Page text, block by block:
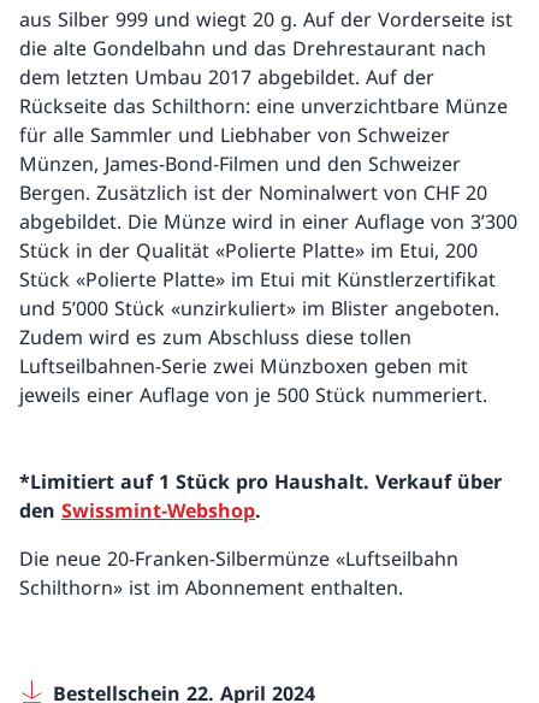
aus Silber 999 und wiegt 20 g. Auf der Vorderseite ist
die alte Gondelbahn und das Drehrestaurant nach
dem letzten Umbau 2017 abgebildet. Auf der
Rückseite das Schilthorn: eine unverzichtbare Münze
für alle Sammler und Liebhaber von Schweizer
Münzen, James-Bond-Filmen und den Schweizer
Bergen. Zusätzlich ist der Nominalwert von CHF 20
abgebildet. Die Münze wird in einer Auflage von 3’300
Stück in der Qualität «Polierte Platte» im Etui, 200
Stück «Polierte Platte» im Etui mit Künstlerzertifikat
und 5’000 Stück «unzirkuliert» im Blister angeboten.
Zudem wird es zum Abschluss diese tollen
Luftseilbahnen-Serie zwei Münzboxen geben mit
jeweils einer Auflage von je 500 Stück nummeriert.
*Limitiert auf 1 Stück pro Haushalt. Verkauf über
den Swissmint-Webshop.
Die neue 20-Franken-Silbermünze «Luftseilbahn
Schilthorn» ist im Abonnement enthalten.
Bestellschein 22. April 2024